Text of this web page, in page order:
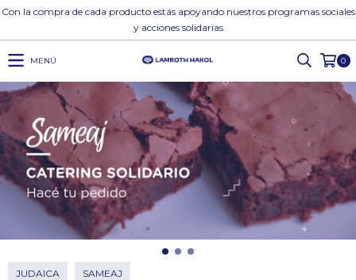
Con la compra de cada producto estás apoyando nuestros programas sociales
y acciones solidarias
MENÚ 0
JUDAICA SAMEAJ